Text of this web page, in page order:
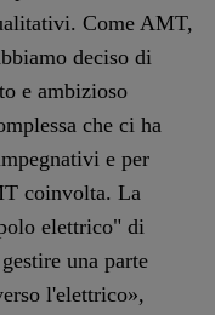
Come AMT,
deciso di
e ambizioso
che ci ha
e per
coinvolta. La
elettrico" di
una parte
l'elettrico»,